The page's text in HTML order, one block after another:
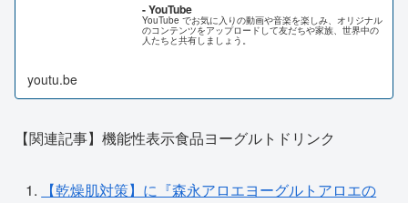
- YouTube
YouTube でお気に入りの動画や音楽を楽しみ、オリジナル
のコンテンツをアップロードして友だちや家族、世界中の
人たちと共有しましょう。
youtu.be
【関連記事】機能性表示食品ヨーグルトドリンク
【乾燥肌対策】に『森永アロエヨーグルトアロエの